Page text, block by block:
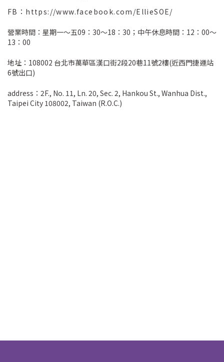
FB：https://www.facebook.com/EllieSOE/
營業時間：星期一～五09：30～18：30；中午休息時間：12：00～
13：00
地址：108002 台北市萬華區漢口街2段20巷11號2樓(近西門捷運站
6號出口)
address：2F., No. 11, Ln. 20, Sec. 2, Hankou St., Wanhua Dist.,
Taipei City 108002, Taiwan (R.O.C.)